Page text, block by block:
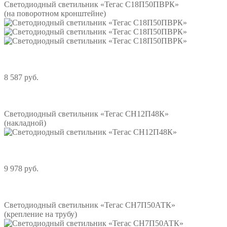
Светодиодный светильник «Тегас С18П50ПВРК»
(на поворотном кронштейне)
8 587 руб.
Светодиодный светильник «Тегас СН12П48К»
(накладной)
9 978 руб.
Светодиодный светильник «Тегас СН7П50АТК»
(крепление на трубу)